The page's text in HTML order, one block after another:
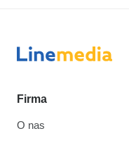
Firma
O nas